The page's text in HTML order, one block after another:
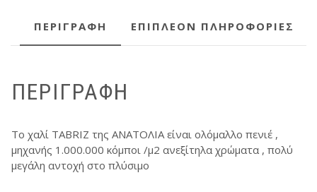
ΠΕΡΙΓΡΑΦΉ ΕΠΙΠΛΈΟΝ ΠΛΗΡΟΦΟΡΊΕΣ
ΠΕΡΙΓΡΑΦΉ
Τo χαλί TABRIZ της ΑΝΑΤΟΛΙΑ είναι ολόμαλλο πενιέ ,
μηχανής 1.000.000 κόμποι /μ2 ανεξίτηλα χρώματα , πολύ
μεγάλη αντοχή στο πλύσιμο